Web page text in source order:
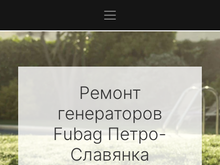
Ремонт
генераторов
FubagПетро-
Славянка